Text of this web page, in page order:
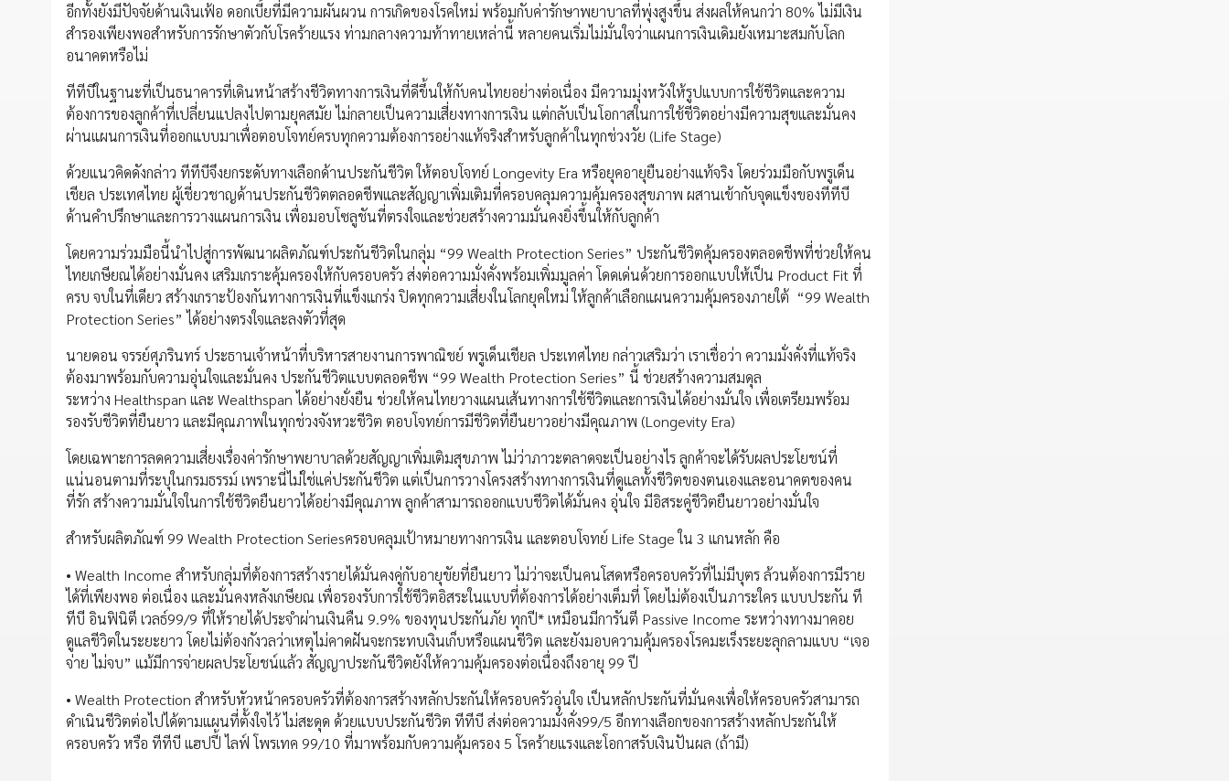
อีกทั้งยังมีปัจจัยด้านเงินเฟ้อ ดอกเบี้ยที่มีความผันผวน การเกิดของโรคใหม่ พร้อมกับค่ารักษาพยาบาลที่พุ่งสูงขึ้น ส่งผลให้คนกว่า 80% ไม่มีเงิน
สำรองเพียงพอสำหรับการรักษาตัวกับโรคร้ายแรง ท่ามกลางความท้าทายเหล่านี้ หลายคนเริ่มไม่มั่นใจว่าแผนการเงินเดิมยังเหมาะสมกับโลก
อนาคตหรือไม่
ทีทีบีในฐานะที่เป็นธนาคารที่เดินหน้าสร้างชีวิตทางการเงินที่ดีขึ้นให้กับคนไทยอย่างต่อเนื่อง มีความมุ่งหวังให้รูปแบบการใช้ชีวิตและความ
ต้องการของลูกค้าที่เปลี่ยนแปลงไปตามยุคสมัย ไม่กลายเป็นความเสี่ยงทางการเงิน แต่กลับเป็นโอกาสในการใช้ชีวิตอย่างมีความสุขและมั่นคง
ผ่านแผนการเงินที่ออกแบบมาเพื่อตอบโจทย์ครบทุกความต้องการอย่างแท้จริงสำหรับลูกค้าในทุกช่วงวัย (Life Stage)
ด้วยแนวคิดดังกล่าว ทีทีบีจึงยกระดับทางเลือกด้านประกันชีวิต ให้ตอบโจทย์ Longevity Era หรือยุคอายุยืนอย่างแท้จริง โดยร่วมมือกับพรูเด็น
เชียล ประเทศไทย ผู้เชี่ยวชาญด้านประกันชีวิตตลอดชีพและสัญญาเพิ่มเติมที่ครอบคลุมความคุ้มครองสุขภาพ ผสานเข้ากับจุดแข็งของทีทีบี
ด้านคำปรึกษาและการวางแผนการเงิน เพื่อมอบโซลูชันที่ตรงใจและช่วยสร้างความมั่นคงยิ่งขึ้นให้กับลูกค้า
โดยความร่วมมือนี้นำไปสู่การพัฒนาผลิตภัณฑ์ประกันชีวิตในกลุ่ม “99 Wealth Protection Series” ประกันชีวิตคุ้มครองตลอดชีพที่ช่วยให้คน
ไทยเกษียณได้อย่างมั่นคง เสริมเกราะคุ้มครองให้กับครอบครัว ส่งต่อความมั่งคั่งพร้อมเพิ่มมูลค่า โดดเด่นด้วยการออกแบบให้เป็น Product Fit ที่
ครบ จบในที่เดียว สร้างเกราะป้องกันทางการเงินที่แข็งแกร่ง ปิดทุกความเสี่ยงในโลกยุคใหม่ ให้ลูกค้าเลือกแผนความคุ้มครองภายใต้ “99 Wealth
Protection Series” ได้อย่างตรงใจและลงตัวที่สุด
นายดอน จรรย์ศุภรินทร์ ประธานเจ้าหน้าที่บริหารสายงานการพาณิชย์ พรูเด็นเชียล ประเทศไทย กล่าวเสริมว่า เราเชื่อว่า ความมั่งคั่งที่แท้จริง
ต้องมาพร้อมกับความอุ่นใจและมั่นคง ประกันชีวิตแบบตลอดชีพ “99 Wealth Protection Series” นี้ ช่วยสร้างความสมดุล
ระหว่าง Healthspan และ Wealthspan ได้อย่างยั่งยืน ช่วยให้คนไทยวางแผนเส้นทางการใช้ชีวิตและการเงินได้อย่างมั่นใจ เพื่อเตรียมพร้อม
รองรับชีวิตที่ยืนยาว และมีคุณภาพในทุกช่วงจังหวะชีวิต ตอบโจทย์การมีชีวิตที่ยืนยาวอย่างมีคุณภาพ (Longevity Era)
โดยเฉพาะการลดความเสี่ยงเรื่องค่ารักษาพยาบาลด้วยสัญญาเพิ่มเติมสุขภาพ ไม่ว่าภาวะตลาดจะเป็นอย่างไร ลูกค้าจะได้รับผลประโยชน์ที่
แน่นอนตามที่ระบุในกรมธรรม์ เพราะนี่ไม่ใช่แค่ประกันชีวิต แต่เป็นการวางโครงสร้างทางการเงินที่ดูแลทั้งชีวิตของตนเองและอนาคตของคน
ที่รัก สร้างความมั่นใจในการใช้ชีวิตยืนยาวได้อย่างมีคุณภาพ ลูกค้าสามารถออกแบบชีวิตได้มั่นคง อุ่นใจ มีอิสระคู่ชีวิตยืนยาวอย่างมั่นใจ
สำหรับผลิตภัณฑ์ 99 Wealth Protection Seriesครอบคลุมเป้าหมายทางการเงิน และตอบโจทย์ Life Stage ใน 3 แกนหลัก คือ
• Wealth Income สำหรับกลุ่มที่ต้องการสร้างรายได้มั่นคงคู่กับอายุขัยที่ยืนยาว ไม่ว่าจะเป็นคนโสดหรือครอบครัวที่ไม่มีบุตร ล้วนต้องการมีราย
ได้ที่เพียงพอ ต่อเนื่อง และมั่นคงหลังเกษียณ เพื่อรองรับการใช้ชีวิตอิสระในแบบที่ต้องการได้อย่างเต็มที่ โดยไม่ต้องเป็นภาระใคร แบบประกัน ที
ทีบี อินฟินิตี เวลธ์99/9 ที่ให้รายได้ประจำผ่านเงินคืน 9.9% ของทุนประกันภัย ทุกปี* เหมือนมีการันตี Passive Income ระหว่างทางมาคอย
ดูแลชีวิตในระยะยาว โดยไม่ต้องกังวลว่าเหตุไม่คาดฝันจะกระทบเงินเก็บหรือแผนชีวิต และยังมอบความคุ้มครองโรคมะเร็งระยะลุกลามแบบ “เจอ
จ่าย ไม่จบ” แม้มีการจ่ายผลประโยชน์แล้ว สัญญาประกันชีวิตยังให้ความคุ้มครองต่อเนื่องถึงอายุ 99 ปี
• Wealth Protection สำหรับหัวหน้าครอบครัวที่ต้องการสร้างหลักประกันให้ครอบครัวอุ่นใจ เป็นหลักประกันที่มั่นคงเพื่อให้ครอบครัวสามารถ
ดำเนินชีวิตต่อไปได้ตามแผนที่ตั้งใจไว้ ไม่สะดุด ด้วยแบบประกันชีวิต ทีทีบี ส่งต่อความมั่งคั่ง99/5 อีกทางเลือกของการสร้างหลักประกันให้
ครอบครัว หรือ ทีทีบี แฮปปี้ ไลฟ์ โพรเทค 99/10 ที่มาพร้อมกับความคุ้มครอง 5 โรคร้ายแรงและโอกาสรับเงินปันผล (ถ้ามี)